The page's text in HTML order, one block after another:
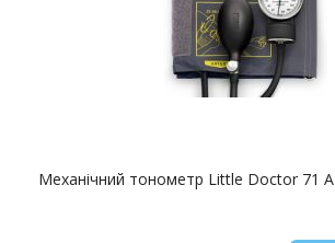
Механічний тонометр Little Doctor 71 А